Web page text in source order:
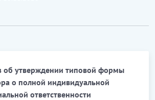
об утверждении типовой формы
о полной индивидуальной
ответственности